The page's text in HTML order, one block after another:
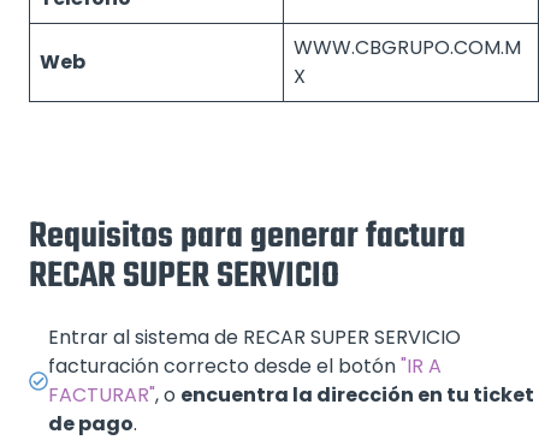
Web
WWW.CBGRUPO.COM.M
X
Requisitos para generar factura
RECAR SUPER SERVICIO
Entrar al sistema de RECAR SUPER SERVICIO
facturación correcto desde el botón"IR A
FACTURAR", o encuentra la dirección en tu ticket
de pago.